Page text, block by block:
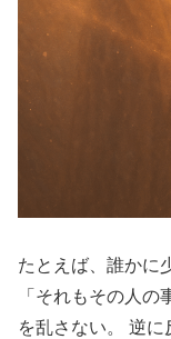
たとえば、誰かに
「それもその人
を乱さない。 逆